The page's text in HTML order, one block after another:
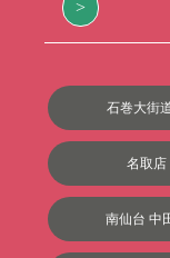
石巻大街
名取店
南仙台 中